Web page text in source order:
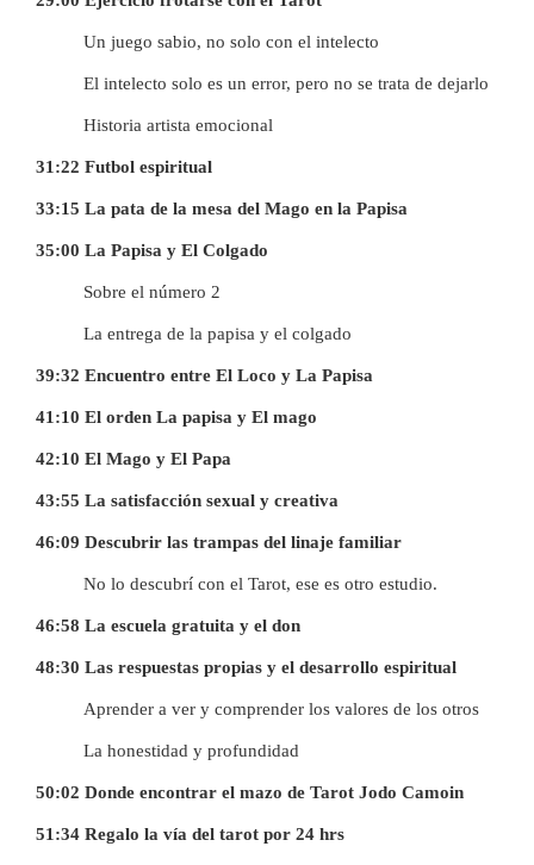
Un juego sabio, no solo con el intelecto
El intelecto solo es un error, pero no se trata de dejarlo
Historia artista emocional
31:22 Futbol espiritual
33:15 La pata de la mesa del Mago en la Papisa
35:00 La Papisa y El Colgado
Sobre el número 2
La entrega de la papisa y el colgado
39:32 Encuentro entre El Loco y La Papisa
41:10 El orden La papisa y El mago
42:10 El Mago y El Papa
43:55 La satisfacción sexual y creativa
46:09 Descubrir las trampas del linaje familiar
No lo descubrí con el Tarot, ese es otro estudio.
46:58 La escuela gratuita y el don
48:30 Las respuestas propias y el desarrollo espiritual
Aprender a ver y comprender los valores de los otros
La honestidad y profundidad
50:02 Donde encontrar el mazo de Tarot Jodo Camoin
51:34 Regalo la vía del tarot por 24 hrs